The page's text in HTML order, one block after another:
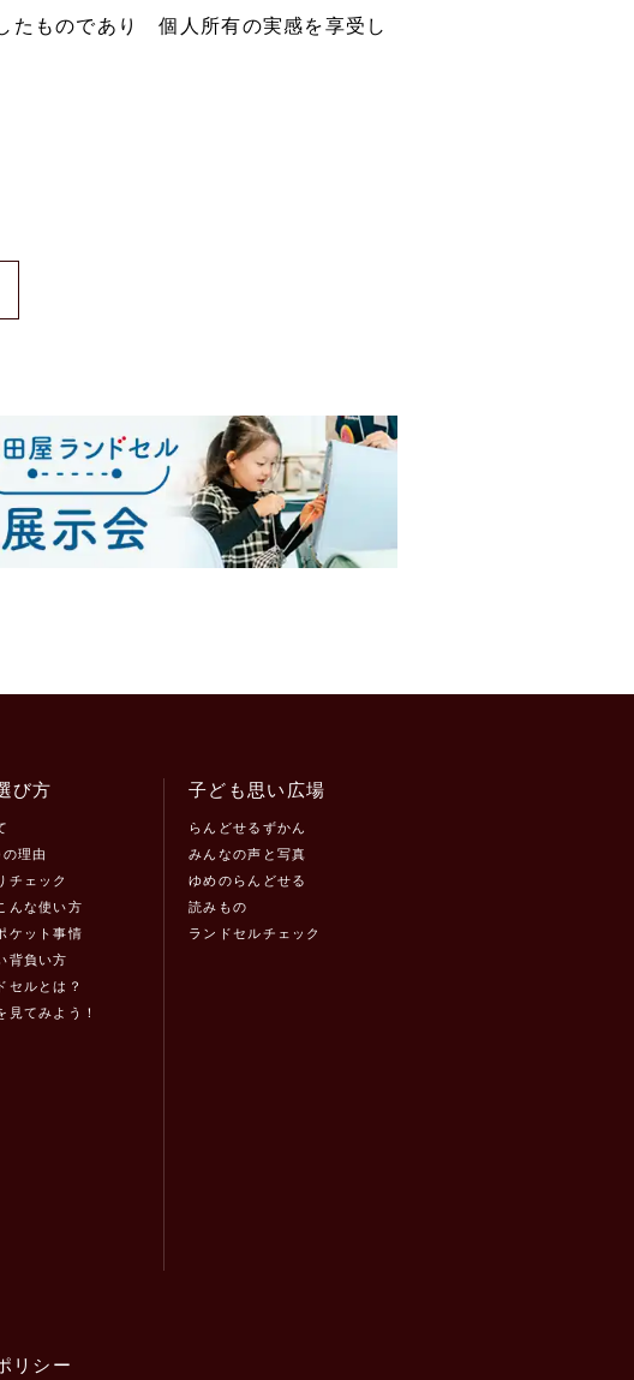
たものであり 個人所有の実感を享受し
び方
理由
チェック
んな使い方
ケット事情
背負い方
セルとは？
見てみよう！
子ども思い広場
らんどせるずかん
みんなの声と写真
ゆめのらんどせる
読みもの
ランドセルチェック
リシー